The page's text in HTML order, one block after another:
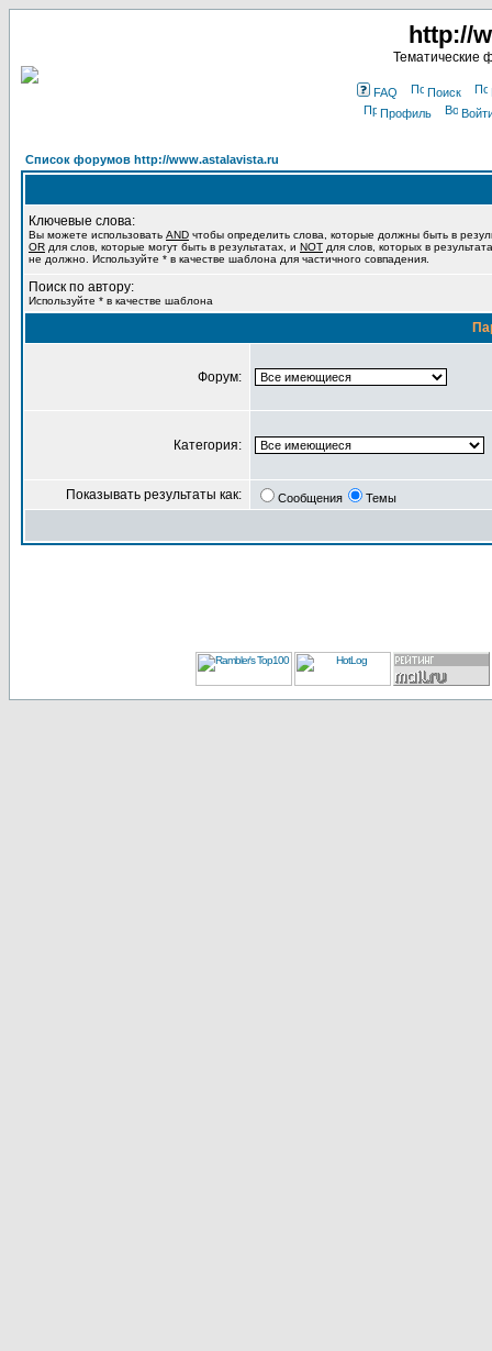
http://
Тематические
FAQ Поиск
Профиль
Список форумов http://www.astalavista.ru
Ключевые слова:
Вы можете использовать AND чтобы определить слова, которые должны быть в
OR для слов, которые могут быть в результатах, и NOT для слов, которых в
не должно. Используйте * в качестве шаблона для частичного совпадения.
Поиск по автору:
Используйте * в качестве шаблона
Форум:
Категория:
Показывать результаты как: Сообщения Темы